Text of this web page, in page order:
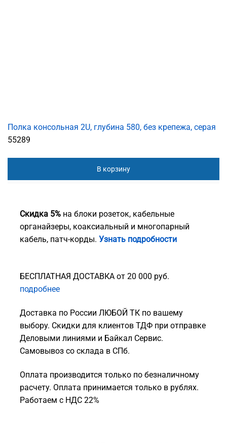
Полка консольная 2U, глубина 580, без крепежа, серая
55289
В корзину
Скидка 5% на блоки розеток, кабельные
органайзеры, коаксиальный и многопарный
кабель, патч-корды. Узнать подробности
БЕСПЛАТНАЯ ДОСТАВКА от 20 000 руб.
подробнее
Доставка по России ЛЮБОЙ ТК по вашему
выбору. Скидки для клиентов ТДФ при отправке
Деловыми линиями и Байкал Сервис.
Самовывоз со склада в СПб.
Оплата производится только по безналичному
расчету. Оплата принимается только в рублях.
Работаем с НДС 22%